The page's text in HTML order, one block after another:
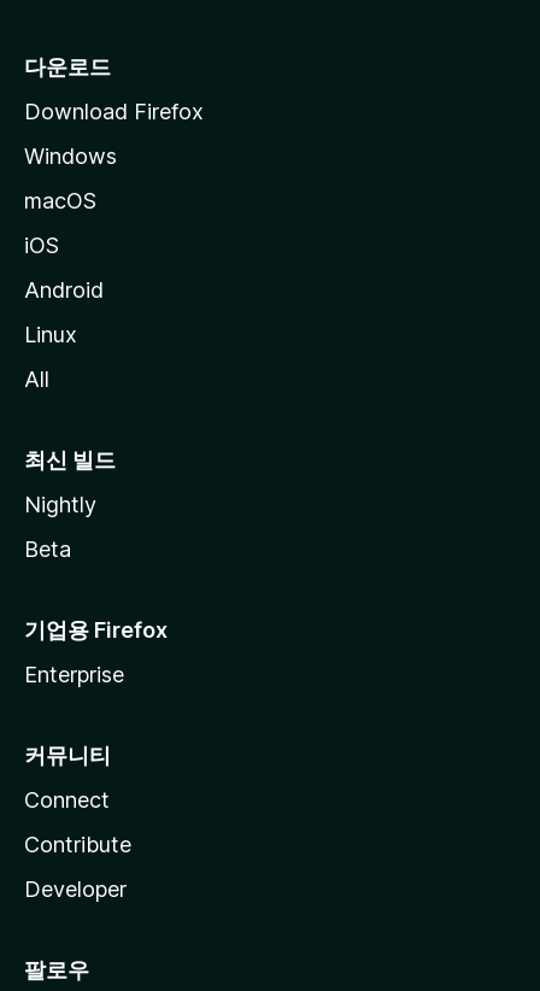
다운로드
Download Firefox
Windows
macOS
iOS
Android
Linux
All
최신 빌드
Nightly
Beta
기업용 Firefox
Enterprise
커뮤니티
Connect
Contribute
Developer
팔로우